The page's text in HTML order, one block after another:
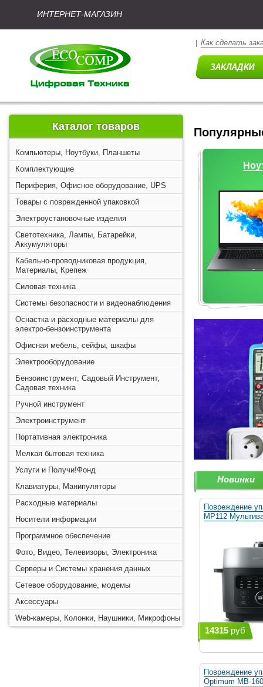
ИНТЕРНЕТ-МАГАЗИН
Как сделать
Каталог товаров
Компьютеры, Ноутбуки, Планшеты
Комплектующие
Периферия, Офисное оборудование, UPS
Товары с поврежденной упаковкой
Электроустановочные изделия
Светотехника, Лампы, Батарейки,
Аккумуляторы
Кабельно-проводниковая продукция,
Материалы, Крепеж
Силовая техника
Системы безопасности и видеонаблюдения
Оснастка и расходные материалы для
электро-бензоинструмента
Офисная мебель, сейфы, шкафы
Электрооборудование
Бензоинструмент, Садовый Инструмент,
Садовая техника
Ручной инструмент
Электроинструмент
Портативная электроника
Мелкая бытовая техника
Услуги и Получи!Фонд
Клавиатуры, Манипуляторы
Расходные материалы
Носители информации
Программное обеспечение
Фото, Видео, Телевизоры, Электроника
Серверы и Системы хранения данных
Сетевое оборудование, модемы
Аксессуары
Web-камеры, Колонки, Наушники, Микрофоны
Новинки
Повреждение
MP112
14315 руб
Повреждение
Optimum MB-